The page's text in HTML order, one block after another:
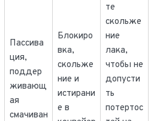
Пассива
ция,
поддер
живающ
ая
смачиван
Блокиро
вка,
скольже
ние и
истирани
е в
те
скольже
ние
лака,
чтобы не
допусти
ть
потертос